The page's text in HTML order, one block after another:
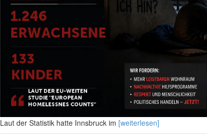
Laut der Statistik hatte Innsbruck im [weiterlesen]